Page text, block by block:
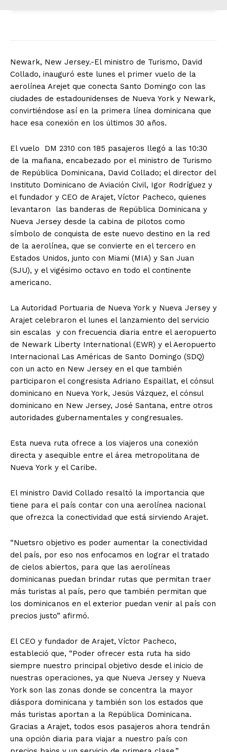
Newark, New Jersey.-El ministro de Turismo, David
Collado, inauguró este lunes el primer vuelo de la
aerolínea Arejet que conecta Santo Domingo con las
ciudades de estadounidenses de Nueva York y Newark,
convirtiéndose así en la primera línea dominicana que
hace esa conexión en los últimos 30 años.
El vuelo DM 2310 con 185 pasajeros llegó a las 10:30
de la mañana, encabezado por el ministro de Turismo
de República Dominicana, David Collado; el director del
Instituto Dominicano de Aviación Civil, Igor Rodríguez y
el fundador y CEO de Arajet, Víctor Pacheco, quienes
levantaron las banderas de República Dominicana y
Nueva Jersey desde la cabina de pilotos como
símbolo de conquista de este nuevo destino en la red
de la aerolínea, que se convierte en el tercero en
Estados Unidos, junto con Miami (MIA) y San Juan
(SJU), y el vigésimo octavo en todo el continente
americano.
La Autoridad Portuaria de Nueva York y Nueva Jersey y
Arajet celebraron el lunes el lanzamiento del servicio
sin escalas y con frecuencia diaria entre el aeropuerto
de Newark Liberty International (EWR) y el Aeropuerto
Internacional Las Américas de Santo Domingo (SDQ)
con un acto en New Jersey en el que también
participaron el congresista Adriano Espaillat, el cónsul
dominicano en Nueva York, Jesús Vázquez, el cónsul
dominicano en New Jersey, José Santana, entre otros
autoridades gubernamentales y congresuales.
Esta nueva ruta ofrece a los viajeros una conexión
directa y asequible entre el área metropolitana de
Nueva York y el Caribe.
El ministro David Collado resaltó la importancia que
tiene para el país contar con una aerolínea nacional
que ofrezca la conectividad que está sirviendo Arajet.
“Nuetsro objetivo es poder aumentar la conectividad
del país, por eso nos enfocamos en lograr el tratado
de cielos abiertos, para que las aerolíneas
dominicanas puedan brindar rutas que permitan traer
más turistas al país, pero que también permitan que
los dominicanos en el exterior puedan venir al país con
precios justo” afirmó.
El CEO y fundador de Arajet, Víctor Pacheco,
estableció que, “Poder ofrecer esta ruta ha sido
siempre nuestro principal objetivo desde el inicio de
nuestras operaciones, ya que Nueva Jersey y Nueva
York son las zonas donde se concentra la mayor
diáspora dominicana y también son los estados que
más turistas aportan a la República Dominicana.
Gracias a Arajet, todos esos pasajeros ahora tendrán
una opción diaria para viajar a nuestro país con